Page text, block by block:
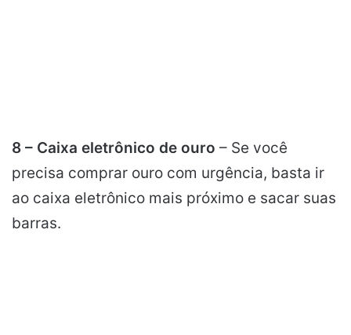
8 – Caixa eletrônico de ouro – Se você
precisa comprar ouro com urgência, basta ir
ao caixa eletrônico mais próximo e sacar suas
barras.